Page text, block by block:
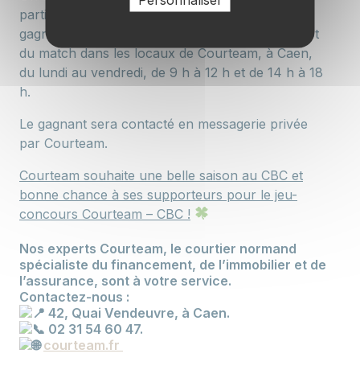
participants et, si vous êtes l’un des heureux
gagnants, vous pourrez venir chercher le maillot
du match dans les locaux de Courteam, à Caen,
du lundi au vendredi, de 9 h à 12 h et de 14 h à 18
h.
Le gagnant sera contacté en messagerie privée
par Courteam.
Courteam souhaite une belle saison au CBC et
bonne chance à ses supporteurs pour le jeu-
concours Courteam – CBC !
Nos experts Courteam, le courtier normand
spécialiste du financement, de l’immobilier et de
l’assurance, sont à votre service.
Contactez-nous :
42, Quai Vendeuvre, à Caen.
02 31 54 60 47.
courteam.fr